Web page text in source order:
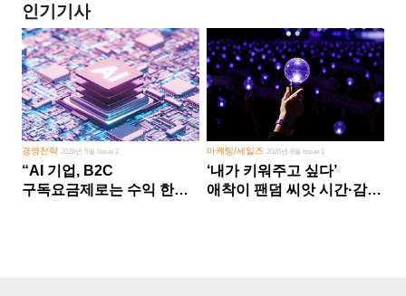
인기기사
경영전략 2026년 5월 Issue 2
“AI 기업, B2C
구독요금제로는 수익 한계
마케팅/세일즈 2026년 8월 Issue 1
‘내가 키워주고 싶다’
애착이 팬덤 씨앗 시간·감정